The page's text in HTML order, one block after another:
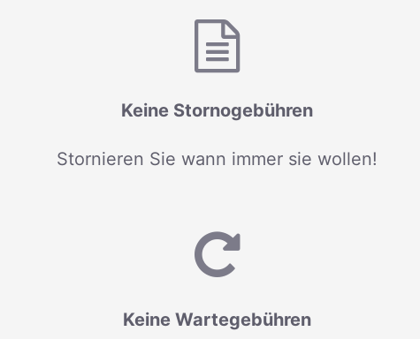
Keine Stornogebühren
Stornieren Sie wann immer sie wollen!
Keine Wartegebühren